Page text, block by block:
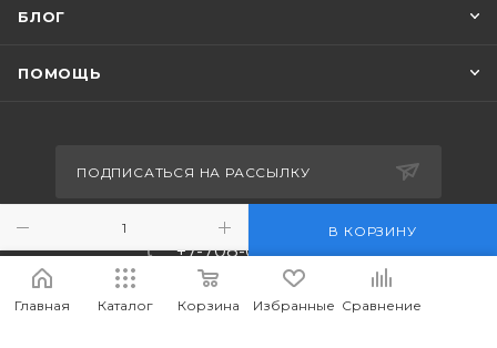
В КОРЗИНУ
БЛОГ
ПОМОЩЬ
ПОДПИСАТЬСЯ НА РАССЫЛКУ
+7-708-036-8442
m_forwork@mail.ru
Главная Каталог Корзина Избранные Сравнение